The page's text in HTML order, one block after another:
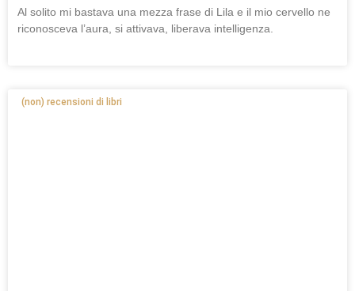
Al solito mi bastava una mezza frase di Lila e il mio cervello ne
riconosceva l’aura, si attivava, liberava intelligenza.
(non) recensioni di libri